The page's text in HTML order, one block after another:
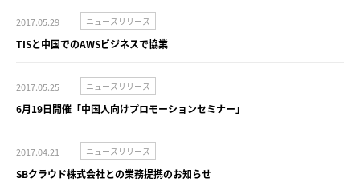
2017.05.29 ニュースリリース
TISと中国でのAWSビジネスで協業
2017.05.25 ニュースリリース
6月19日開催「中国人向けプロモーションセミナー」
2017.04.21 ニュースリリース
SBクラウド株式会社との業務提携のお知らせ